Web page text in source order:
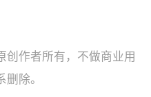
创作者所有，不做商业用
除。